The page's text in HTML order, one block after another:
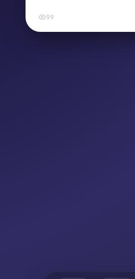
99